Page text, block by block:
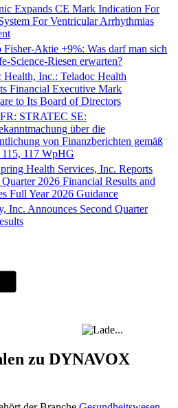
Expands CE Mark Indication For
For Ventricular Arrhythmias
Fisher-Aktie +9%: Was darf man sich
Science-Riesen erwarten?
Health, Inc.: Teladoc Health
Financial Executive Mark
to Its Board of Directors
STRATEC SE:
über die
von Finanzberichten gemäß
115, 117 WpHG
Health Services, Inc. Reports
Quarter 2026 Financial Results and
Full Year 2026 Guidance
Inc. Announces Second Quarter
zu DYNAVOX